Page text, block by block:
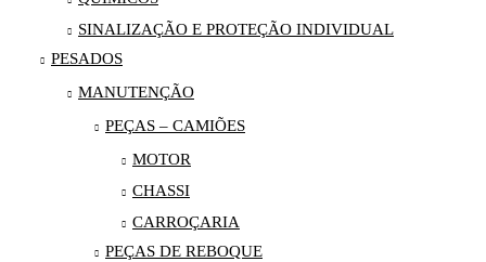
SINALIZAÇÃO E PROTEÇÃO INDIVIDUAL
PESADOS
MANUTENÇÃO
PEÇAS – CAMIÕES
MOTOR
CHASSI
CARROÇARIA
PEÇAS DE REBOQUE